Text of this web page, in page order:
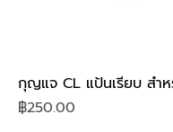
กุญแจ CL แป้นเรียบ สำ
Price
฿250.00